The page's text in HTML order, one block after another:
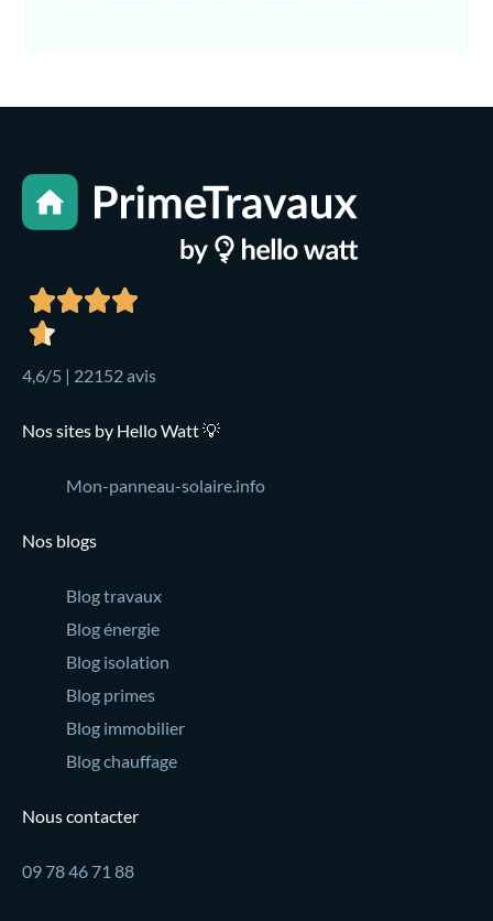
4,6/5 | 22152 avis
Nos sites by Hello Watt 💡
Mon-panneau-solaire.info
Nos blogs
Blog travaux
Blog énergie
Blog isolation
Blog primes
Blog immobilier
Blog chauffage
Nous contacter
09 78 46 71 88